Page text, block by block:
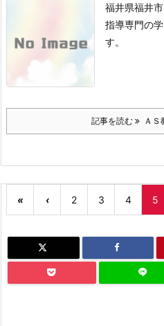
福井県福井
指導専門の
す。
記事を読む ＡＳ
« ‹ 2 3 4 5